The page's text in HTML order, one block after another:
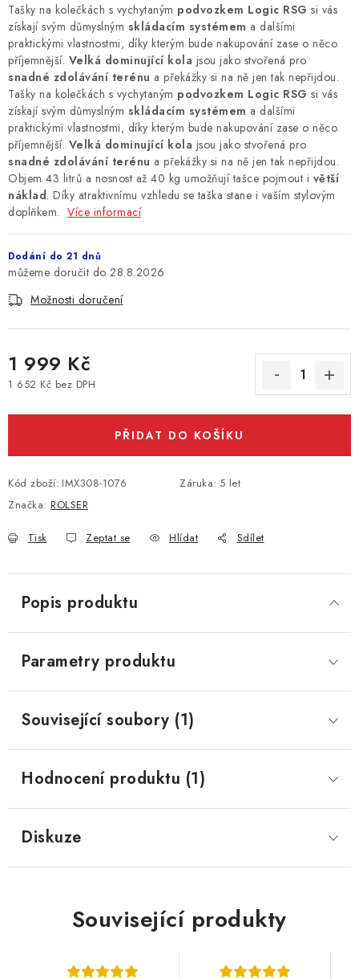
Tašky na kolečkách s vychytaným podvozkem Logic RSG si vás
získají svým důmyslným skládacím systémem a dalšími
praktickými vlastnostmi, díky kterým bude nakupování zase o něco
příjemnější. Velká dominující kola jsou jako stvořená pro
snadné zdolávání terénu a překážky si na ně jen tak nepřijdou.
Tašky na kolečkách s vychytaným podvozkem Logic RSG si vás
získají svým důmyslným skládacím systémem a dalšími
praktickými vlastnostmi, díky kterým bude nakupování zase o něco
příjemnější. Velká dominující kola jsou jako stvořená pro
snadné zdolávání terénu a překážky si na ně jen tak nepřijdou.
Objem 43 litrů a nosnost až 40 kg umožňují tašce pojmout i větší
náklad. Díky atraktivnímu vzhledu se taška stane i vaším stylovým
doplňkem. Více informací
Dodání do 21 dnů
28.8.2026
Možnosti doručení
1 999 Kč
1 652 Kč bez DPH
PŘIDAT DO KOŠÍKU
Kód zboží: IMX308-1076 Záruka: 5 let
Značka: ROLSER
Tisk Zeptat se Hlídat Sdílet
Popis produktu
Parametry produktu
Související soubory (1)
Hodnocení produktu (1)
Diskuze
Související produkty